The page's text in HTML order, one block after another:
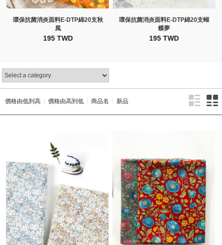
環保抗菌消炎面料E-DTP綿20支秋
風
195 TWD
環保抗菌消炎面料E-DTP綿20支蝴
蝶夢
195 TWD
價格由低到高 價格由高到低 商品名 新品